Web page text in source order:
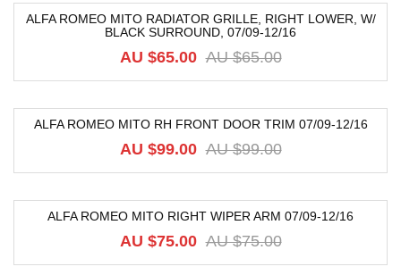
ALFA ROMEO MITO RADIATOR GRILLE, RIGHT LOWER, W/
BLACK SURROUND, 07/09-12/16
AU $65.00
AU $65.00
ALFA ROMEO MITO RH FRONT DOOR TRIM 07/09-12/16
AU $99.00
AU $99.00
ALFA ROMEO MITO RIGHT WIPER ARM 07/09-12/16
AU $75.00
AU $75.00